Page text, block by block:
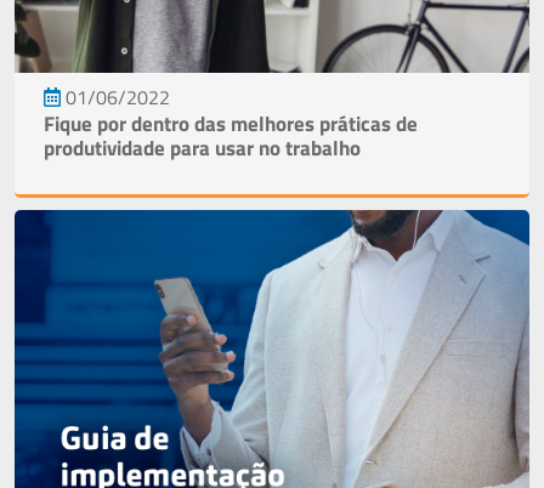
01/06/2022
Fique por dentro das melhores práticas de
produtividade para usar no trabalho